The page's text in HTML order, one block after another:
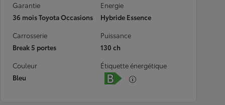
Garantie
36 mois Toyota Occasions
Energie
Hybride Essence
Carrosserie
Break 5 portes
Puissance
130 ch
Couleur
Bleu
Étiquette énergétique